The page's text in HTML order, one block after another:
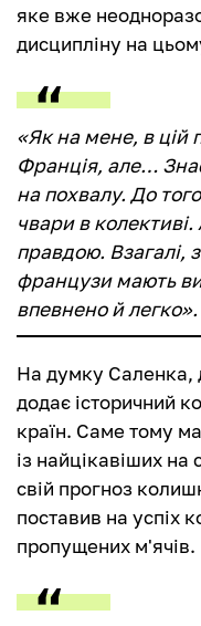
яке вже
дисципліну на
«Як на мене, в цій
Франція, але…
на похвалу. До
чвари в
правдою. Взагалі,
французи мають
впевнено й легко».
На думку Саленка,
додає історичний
країн. Саме тому
із найцікавіших на
свій прогноз
поставив на успіх
пропущених м'ячів.